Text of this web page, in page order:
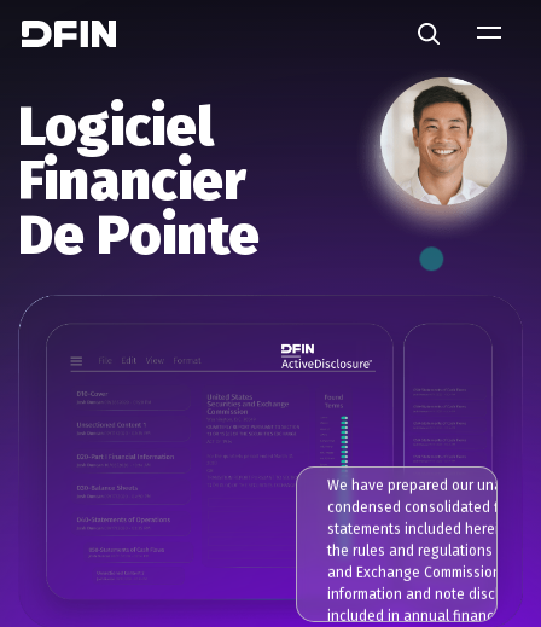
Search
Logiciel
Financier
De Pointe
We have prepared our
condensed consolidated
statements included herein
the rules and regulations of the
and Exchange Commission.
information and note
included in annual financial